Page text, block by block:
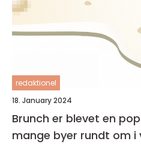
redaktionel
18. January 2024
Brunch er blevet en
mange byer rundt om i